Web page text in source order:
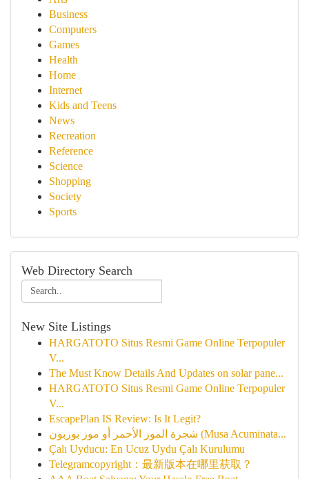
Business
Computers
Games
Health
Home
Internet
Kids and Teens
News
Recreation
Reference
Science
Shopping
Society
Sports
Web Directory Search
New Site Listings
HARGATOTO Situs Resmi Game Online Terpopuler
V...
The Must Know Details And Updates on solar pane...
HARGATOTO Situs Resmi Game Online Terpopuler
V...
EscapePlan IS Review: Is It Legit?
شجرة الموز الأحمر أو موز بوربون (Musa Acuminata...
Çalı Uyducu: En Ucuz Uydu Çalı Kurulumu
Telegramcopyright：最新版本在哪里获取？